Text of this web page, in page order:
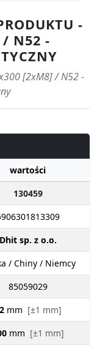
-
/ N52 -
[2xM8] / N52 -
wartości
130459
Dhit sp. z o.o.
/ Chiny / Niemcy
85059029
mm [±1 mm]
mm [±1 mm]